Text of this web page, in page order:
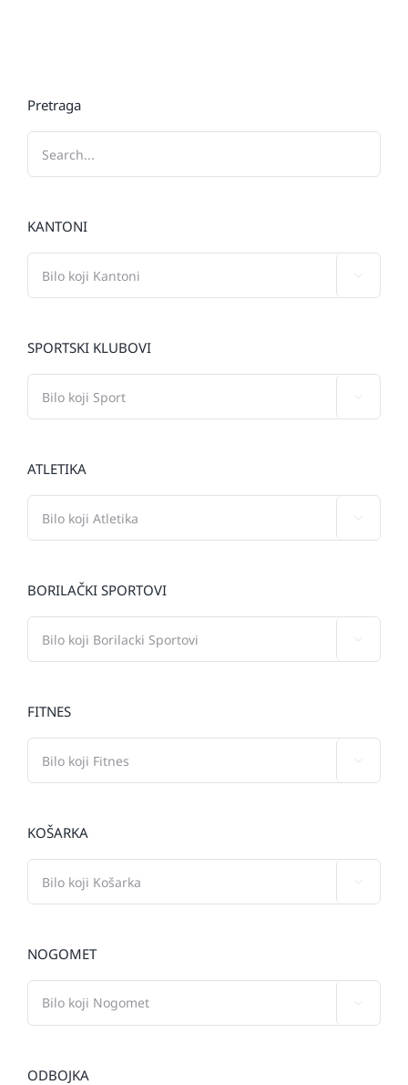
Pretraga
KANTONI
SPORTSKI KLUBOVI
ATLETIKA
BORILAČKI SPORTOVI
FITNES
KOŠARKA
NOGOMET
ODBOJKA